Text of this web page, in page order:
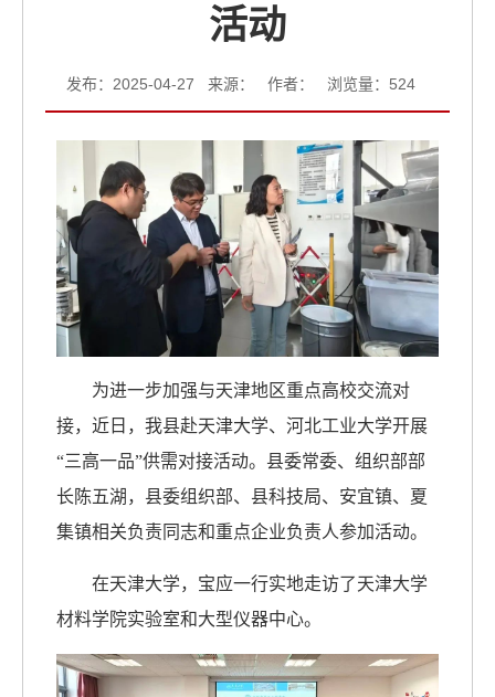
活动
发布：2025-04-27 来源： 作者： 浏览量： 524
为进一步加强与天津地区重点高校交流对
接，近日，我县赴天津大学、河北工业大学开展
“三高一品”供需对接活动。县委常委、组织部部
长陈五湖，县委组织部、县科技局、安宜镇、夏
集镇相关负责同志和重点企业负责人参加活动。
在天津大学，宝应一行实地走访了天津大学
材料学院实验室和大型仪器中心。